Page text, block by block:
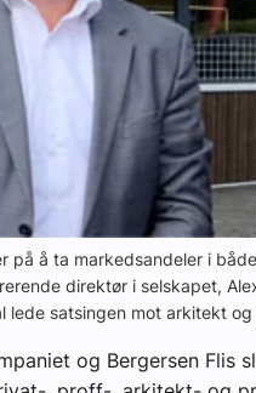
på å ta markedsandeler i
direktør i selskapet,
lede satsingen mot arkitekt
og Bergersen Flis